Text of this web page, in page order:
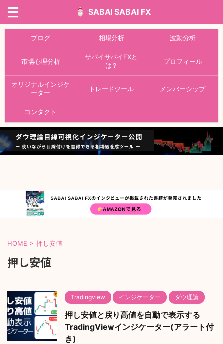
SABAI SABAI FX
ブログ 相場分析 波動分析
市場心理分析
サバイサバイFXと
は？
プロフィール
オリジナルインジケ
ーター
トレードツール メンバーシップ
コンタクト
HOME > 押し安値
押し安値
Tradingview インジケーター ダウ理論
押し安値と戻り高値を自動で表示する
TradingViewインジケーター(アラート付
き)